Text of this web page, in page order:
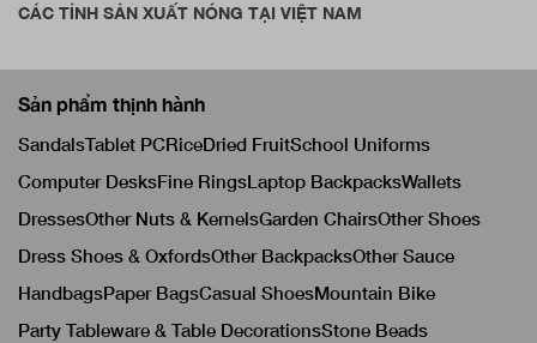
CÁC TỈNH SẢN XUẤT NÓNG TẠI VIỆT NAM
Sản phẩm thịnh hành
SandalsTablet PCRiceDried FruitSchool Uniforms
Computer DesksFine RingsLaptop BackpacksWallets
DressesOther Nuts & KernelsGarden ChairsOther Shoes
Dress Shoes & OxfordsOther BackpacksOther Sauce
HandbagsPaper BagsCasual ShoesMountain Bike
Party Tableware & Table DecorationsStone Beads